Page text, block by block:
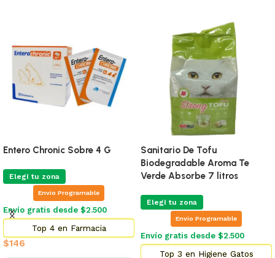
Entero Chronic Sobre 4 G
Elegí tu zona
Envio Programable
Envío gratis desde $2.500
Top 4 en Farmacia
$146
Sanitario De Tofu
Biodegradable Aroma Te
Verde Absorbe 7 litros
Elegí tu zona
Envio Programable
Envío gratis desde $2.500
Top 3 en Higiene Gatos